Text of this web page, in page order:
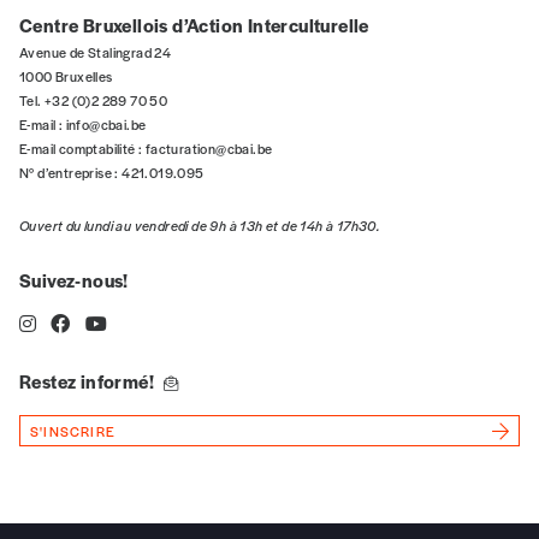
Vos coordonnées
Prénom
Nom*
Organisation
TVA
Centre Bruxellois d’Action Interculturelle
Avenue de Stalingrad 24
1000 Bruxelles
Tel. +32 (0)2 289 70 50
E-mail : info@cbai.be
E-mail comptabilité : facturation@cbai.be
N° d’entreprise : 421.019.095
Ouvert du lundi au vendredi de 9h à 13h et de 14h à 17h30.
Suivez-nous!
Restez informé!
S'INSCRIRE